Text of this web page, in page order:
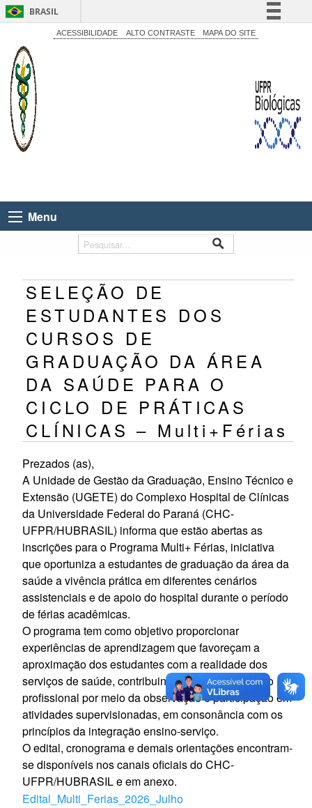
BRASIL
Simplifique!
Acesso à informação
ACESSIBILIDADE ALTO CONTRASTE MAPA DO SITE
Menu
SELEÇÃO DE
ESTUDANTES DOS
CURSOS DE
GRADUAÇÃO DA ÁREA
DA SAÚDE PARA O
CICLO DE PRÁTICAS
CLÍNICAS – Multi+Férias
Prezados (as),
A Unidade de Gestão da Graduação, Ensino Técnico e
Extensão (UGETE) do Complexo Hospital de Clínicas
da Universidade Federal do Paraná (CHC-
UFPR/HUBRASIL) informa que estão abertas as
inscrições para o Programa Multi+ Férias, iniciativa
que oportuniza a estudantes de graduação da área da
saúde a vivência prática em diferentes cenários
assistenciais e de apoio do hospital durante o período
de férias acadêmicas.
O programa tem como objetivo proporcionar
experiências de aprendizagem que favoreçam a
aproximação dos estudantes com a realidade dos
serviços de saúde, contribuindo para sua formação
profissional por meio da observação e participação em
atividades supervisionadas, em consonância com os
princípios da integração ensino-serviço.
O edital, cronograma e demais orientações encontram-
se disponíveis nos canais oficiais do CHC-
UFPR/HUBRASIL e em anexo.
Edital_Multi_Ferias_2026_Julho